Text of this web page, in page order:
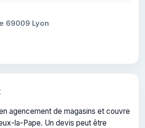
69009 Lyon
agencement de magasins et couvre
la-Pape. Un devis peut être